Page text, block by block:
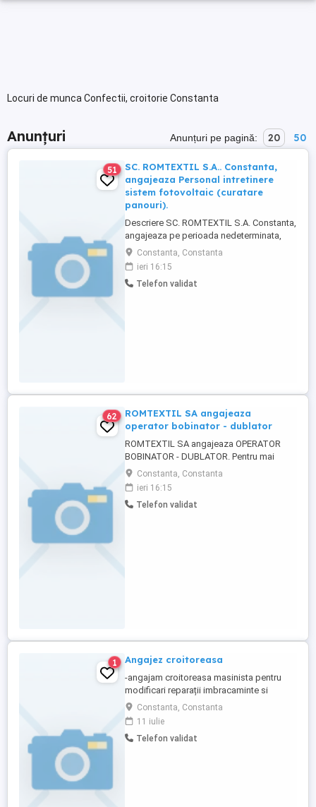
Locuri de munca Confectii, croitorie Constanta
Anunțuri Anunțuri pe pagină: 20 50
51
SC. ROMTEXTIL S.A.. Constanta,
angajeaza Personal intretinere
sistem fotovoltaic (curatare
panouri).
Descriere SC. ROMTEXTIL S.A. Constanta,
angajeaza pe perioada nedeterminata,
pentru fabrica de saci de polipropilena,
din Constanta, bulevardul Aurel Vlaicu, Nr
125, ET. 1, PERSONAL PENTRU
INTRETINEREA SISTEMULUI
Constanta, Constanta
ieri 16:15
Telefon validat
62
ROMTEXTIL SA angajeaza
operator bobinator - dublator
ROMTEXTIL SA angajeaza OPERATOR
BOBINATOR - DUBLATOR. Pentru mai
multe informatii, va rugam , sa veniti la
sediul firmei din Constanta, Bulevardul
Aurel Vlaicu 125, intre orele 8.30-16.00, de
luni pana vineri, unde veti primi toate
Constanta, Constanta
ieri 16:15
Telefon validat
1 Angajez croitoreasa
-angajam croitoreasa masinista pentru
modificari reparații imbracaminte si
confecționare de uniforme de
luctu:cămăși,pantaloni geci etc Salariu
3000 lei.Dorim seriozitate.
Constanta, Constanta
11 iulie
Telefon validat